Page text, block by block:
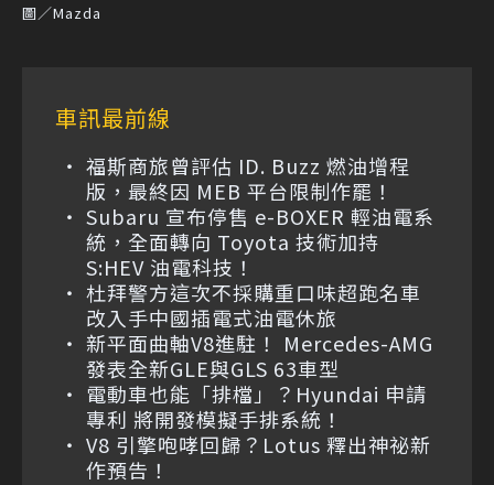
圖／Mazda
車訊最前線
福斯商旅曾評估 ID. Buzz 燃油增程
版，最終因 MEB 平台限制作罷！
Subaru 宣布停售 e-BOXER 輕油電系
統，全面轉向 Toyota 技術加持
S:HEV 油電科技！
杜拜警方這次不採購重口味超跑名車
改入手中國插電式油電休旅
新平面曲軸V8進駐！ Mercedes-AMG
發表全新GLE與GLS 63車型
電動車也能「排檔」？Hyundai 申請
專利 將開發模擬手排系統！
V8 引擎咆哮回歸？Lotus 釋出神祕新
作預告！